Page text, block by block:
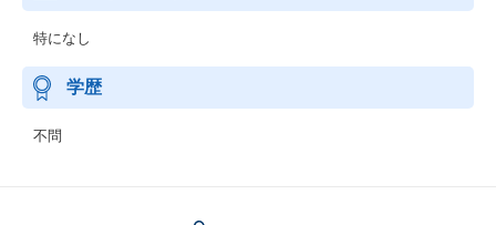
特になし
学歴
不問